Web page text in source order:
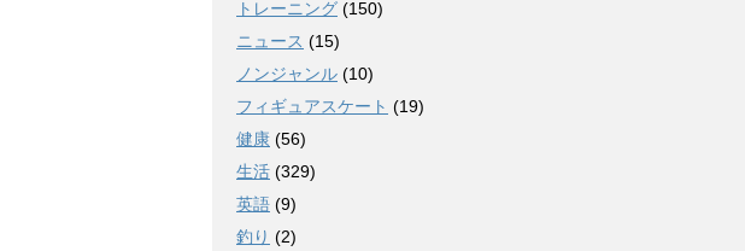
トレーニング (150)
ニュース (15)
ノンジャンル (10)
フィギュアスケート (19)
健康 (56)
生活 (329)
英語 (9)
釣り (2)